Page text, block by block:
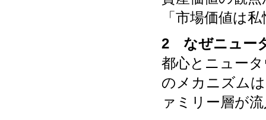
「市場価値は
2 なぜニュー
都心とニュー
のメカニズム
ァミリー層が